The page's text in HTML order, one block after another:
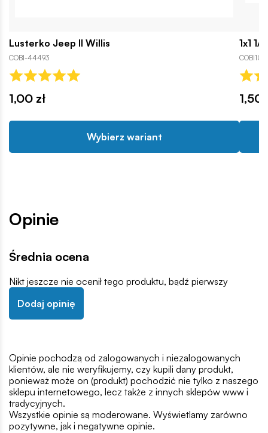
Lusterko Jeep II Willis
COBI-44493
1,00 zł
Wybierz wariant
1x1
1,50
Opinie
Średnia ocena
Nikt jeszcze nie ocenił tego produktu, bądź pierwszy
Dodaj opinię
Opinie pochodzą od zalogowanych i niezalogowanych
klientów, ale nie weryfikujemy, czy kupili dany produkt,
ponieważ może on (produkt) pochodzić nie tylko z naszego
sklepu internetowego, lecz także z innych sklepów www i
tradycyjnych.
Wszystkie opinie są moderowane. Wyświetlamy zarówno
pozytywne, jak i negatywne opinie.